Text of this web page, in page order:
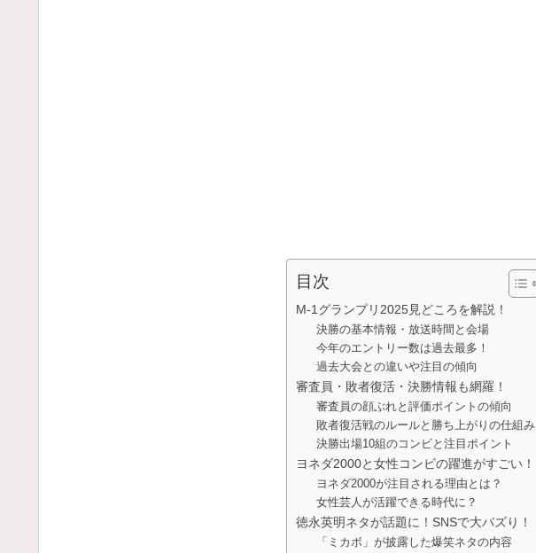
目次
M-1グランプリ2025見どころを解説！
決勝の基本情報・放送時間と会場
今年のエントリー数は過去最多！
過去大会との違いや注目の傾向
審査員・敗者復活・決勝情報も網羅！
審査員の顔ぶれと評価ポイントの傾向
敗者復活戦のルールと勝ち上がりの仕組み
決勝出場10組のコンビと注目ポイント
ヨネダ2000と女性コンビの躍進がすごい！
ヨネダ2000が注目される理由とは？
女性芸人が活躍できる時代に？
徳永英明ネタが話題に！SNSで大バズり！
「ミカボ」が披露した爆笑ネタの内容